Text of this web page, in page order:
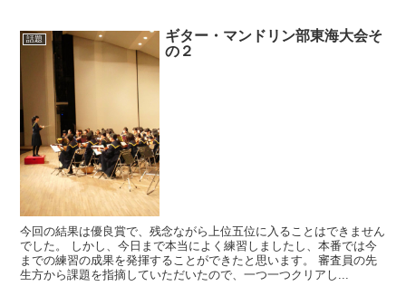
話題
ギター・マンドリン部東海大会そ
の２
今回の結果は優良賞で、残念ながら上位五位に入ることはできません
でした。 しかし、今日まで本当によく練習しましたし、本番では今
までの練習の成果を発揮することができたと思います。 審査員の先
生方から課題を指摘していただいたので、一つ一つクリアし...